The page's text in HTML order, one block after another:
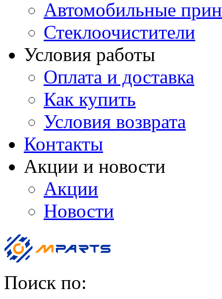
Автомобильные
Стеклоочистители
Условия работы
Оплата и доставка
Как купить
Условия возврата
Контакты
Акции и новости
Акции
Новости
Поиск по: